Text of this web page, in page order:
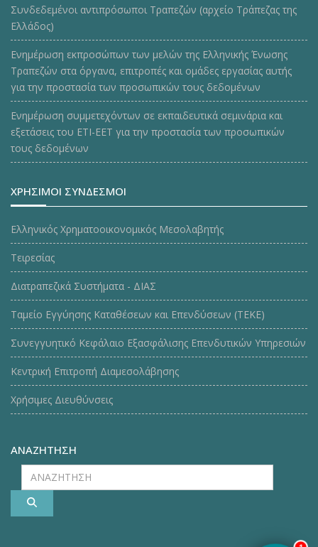
Συνδεδεμένοι αντιπρόσωποι Τραπεζών (αρχείο Τράπεζας της
Ελλάδος)
Ενημέρωση εκπροσώπων των μελών της Ελληνικής Ένωσης
Τραπεζών στα όργανα, επιτροπές και ομάδες εργασίας αυτής
για την προστασία των προσωπικών τους δεδομένων
Ενημέρωση συμμετεχόντων σε εκπαιδευτικά σεμινάρια και
εξετάσεις του ΕΤΙ-ΕΕΤ για την προστασία των προσωπικών
τους δεδομένων
ΧΡΗΣΙΜΟΙ ΣΥΝΔΕΣΜΟΙ
Ελληνικός Χρηματοοικονομικός Μεσολαβητής
Τειρεσίας
Διατραπεζικά Συστήματα - ΔΙΑΣ
Ταμείο Εγγύησης Καταθέσεων και Επενδύσεων (ΤΕΚE)
Συνεγγυητικό Κεφάλαιο Εξασφάλισης Επενδυτικών Υπηρεσιών
Κεντρική Επιτροπή Διαμεσολάβησης
Χρήσιμες Διευθύνσεις
ΑΝΑΖΗΤΗΣΗ
ΑΝΑΖΗΤΗΣΗ